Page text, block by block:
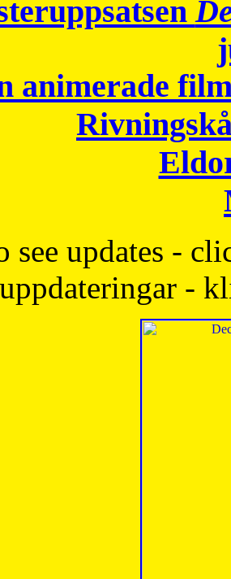
animerade
see updates -
uppdateringar -